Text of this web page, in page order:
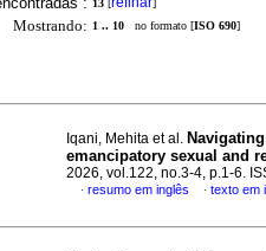
13 [ ]
Mostrando: 1 .. 10 no formato [ISO 690]
Iqani, Mehita et al.
emancipatory sexual and
2026, vol.122, no.3-4, p.1-6.
· resumo em inglês · texto em